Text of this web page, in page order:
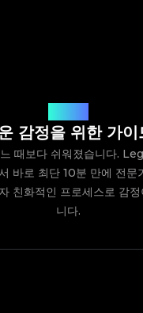
감정을 위한 가이
때보다 쉬워졌습니다.
바로 최단 10분 만에 전문
친화적인 프로세스로 감
니다.